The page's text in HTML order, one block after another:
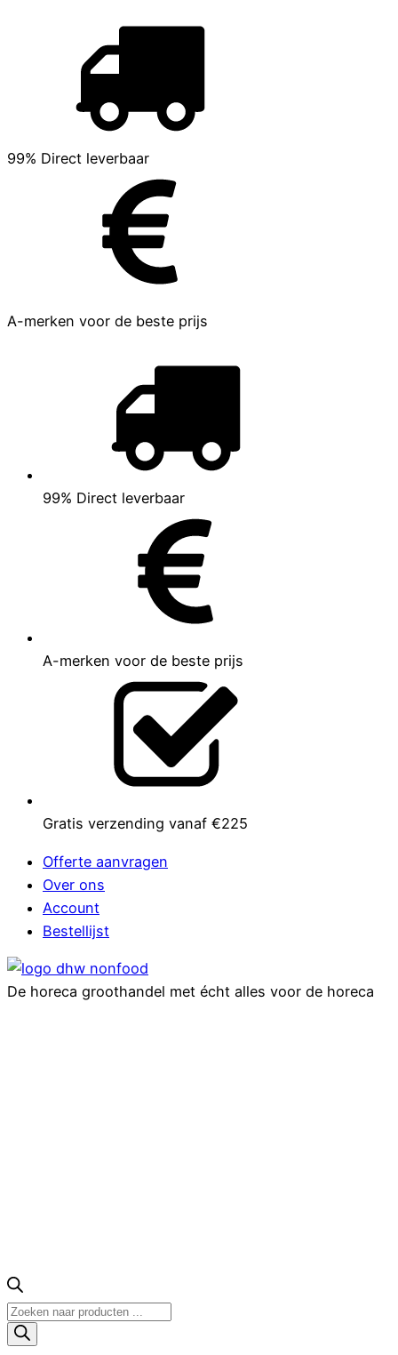
99% Direct leverbaar
A-merken voor de beste prijs
99% Direct leverbaar
A-merken voor de beste prijs
Gratis verzending vanaf €225
Offerte aanvragen
Over ons
Account
Bestellijst
De horeca groothandel met écht alles voor de horeca
Producten
zoeken